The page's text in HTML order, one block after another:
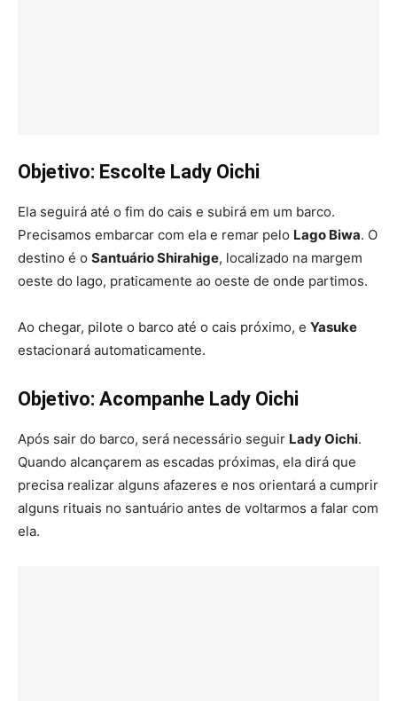
Objetivo: Escolte Lady Oichi
Ela seguirá até o fim do cais e subirá em um barco.
Precisamos embarcar com ela e remar pelo Lago Biwa. O
destino é o Santuário Shirahige, localizado na margem
oeste do lago, praticamente ao oeste de onde partimos.
Ao chegar, pilote o barco até o cais próximo, e Yasuke
estacionará automaticamente.
Objetivo: Acompanhe Lady Oichi
Após sair do barco, será necessário seguir Lady Oichi.
Quando alcançarem as escadas próximas, ela dirá que
precisa realizar alguns afazeres e nos orientará a cumprir
alguns rituais no santuário antes de voltarmos a falar com
ela.